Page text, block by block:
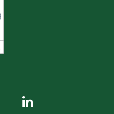
Youtube